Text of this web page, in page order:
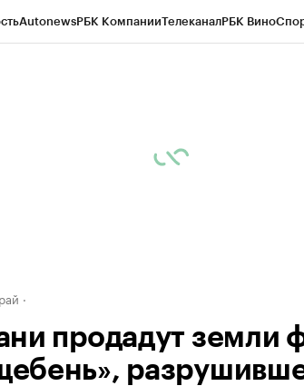
AutonewsРБК КомпанииТелеканалРБК Вино
продадут земли